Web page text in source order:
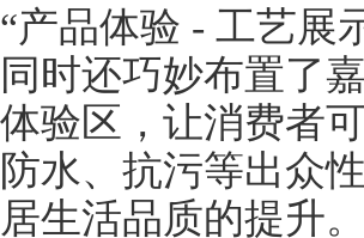
“产品体验 - 工艺展
同时还巧妙布置了
体验区，让消费者
防水、抗污等出众
居生活品质的提升。